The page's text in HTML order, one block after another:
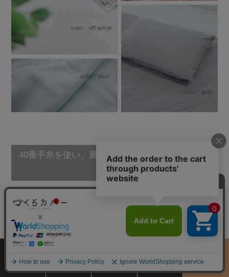
40番手糸を使い、重くなりすぎずボリュームのあ
る生地
細い40番手糸を使用したシンカーパイルは、特別やわらかくふんわ
りした仕上がりになっています。目付180g/mなので、ボリュームが
ありつつも重くなりすぎない生地です。
商品をさがす
サイズ
お買物ガイド カート